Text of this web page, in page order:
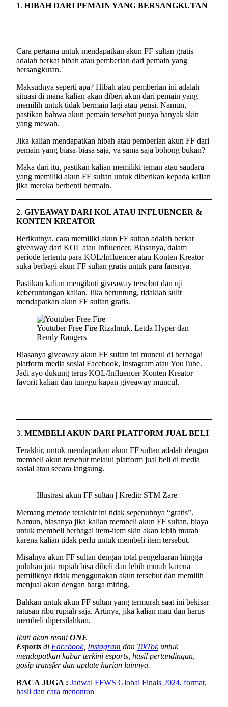
1. HIBAH DARI PEMAIN YANG BERSANGKUTAN
Cara pertama untuk mendapatkan akun FF sultan gratis
adalah berkat hibah atau pemberian dari pemain yang
bersangkutan.
Maksudnya seperti apa? Hibah atau pemberian ini adalah
situasi di mana kalian akan diberi akun dari pemain yang
memilih untuk tidak bermain lagi atau pensi. Namun,
pastikan bahwa akun pemain tersebut punya banyak skin
yang mewah.
Jika kalian mendapatkan hibah atau pemberian akun FF dari
pemain yang biasa-biasa saja, ya sama saja bohong bukan?
Maka dari itu, pastikan kalian memiliki teman atau saudara
yang memiliki akun FF sultan untuk diberikan kepada kalian
jika mereka berhenti bermain.
2. GIVEAWAY DARI KOL ATAU INFLUENCER &
KONTEN KREATOR
Berikutnya, cara memiliki akun FF sultan adalah berkat
giveaway dari KOL atau Influencer. Biasanya, dalam
periode tertentu para KOL/Influencer atau Konten Kreator
suka berbagi akun FF sultan gratis untuk para fansnya.
Pastikan kalian mengikuti giveaway tersebut dan uji
keberuntungan kalian. Jika beruntung, tidaklah sulit
mendapatkan akun FF sultan gratis.
Youtuber Free Fire Rizalmuk, Letda Hyper dan
Rendy Rangers
Biasanya giveaway akun FF sultan ini muncul di berbagai
platform media sosial Facebook, Instagram atau YouTube.
Jadi ayo dukung terus KOL/Influencer Konten Kreator
favorit kalian dan tunggu kapan giveaway muncul.
3. MEMBELI AKUN DARI PLATFORM JUAL BELI
Terakhir, untuk mendapatkan akun FF sultan adalah dengan
membeli akun tersebut melalui platform jual beli di media
sosial atau secara langsung.
Illustrasi akun FF sultan | Kredit: STM Zare
Memang metode terakhir ini tidak sepenuhnya “gratis”.
Namun, biasanya jika kalian membeli akun FF sultan, biaya
untuk membeli berbagai item-item skin akan lebih murah
karena kalian tidak perlu untuk membeli item tersebut.
Misalnya akun FF sultan dengan total pengeluaran hingga
puluhan juta rupiah bisa dibeli dan lebih murah karena
pemiliknya tidak menggunakan akun tersebut dan memilih
menjual akun dengan harga miring.
Bahkan untuk akun FF sultan yang termurah saat ini bekisar
ratusan ribu rupiah saja. Artinya, jika kalian mau dan harus
membeli dipersilahkan.
Ikuti akun resmi ONE
Esports di Facebook, Instagram dan TikTokuntuk
mendapatkan kabar terkini esports, hasil pertandingan,
gosip transfer dan update harian lainnya.
BACA JUGA : Jadwal FFWS Global Finals 2024, format,
hasil dan cara menonton